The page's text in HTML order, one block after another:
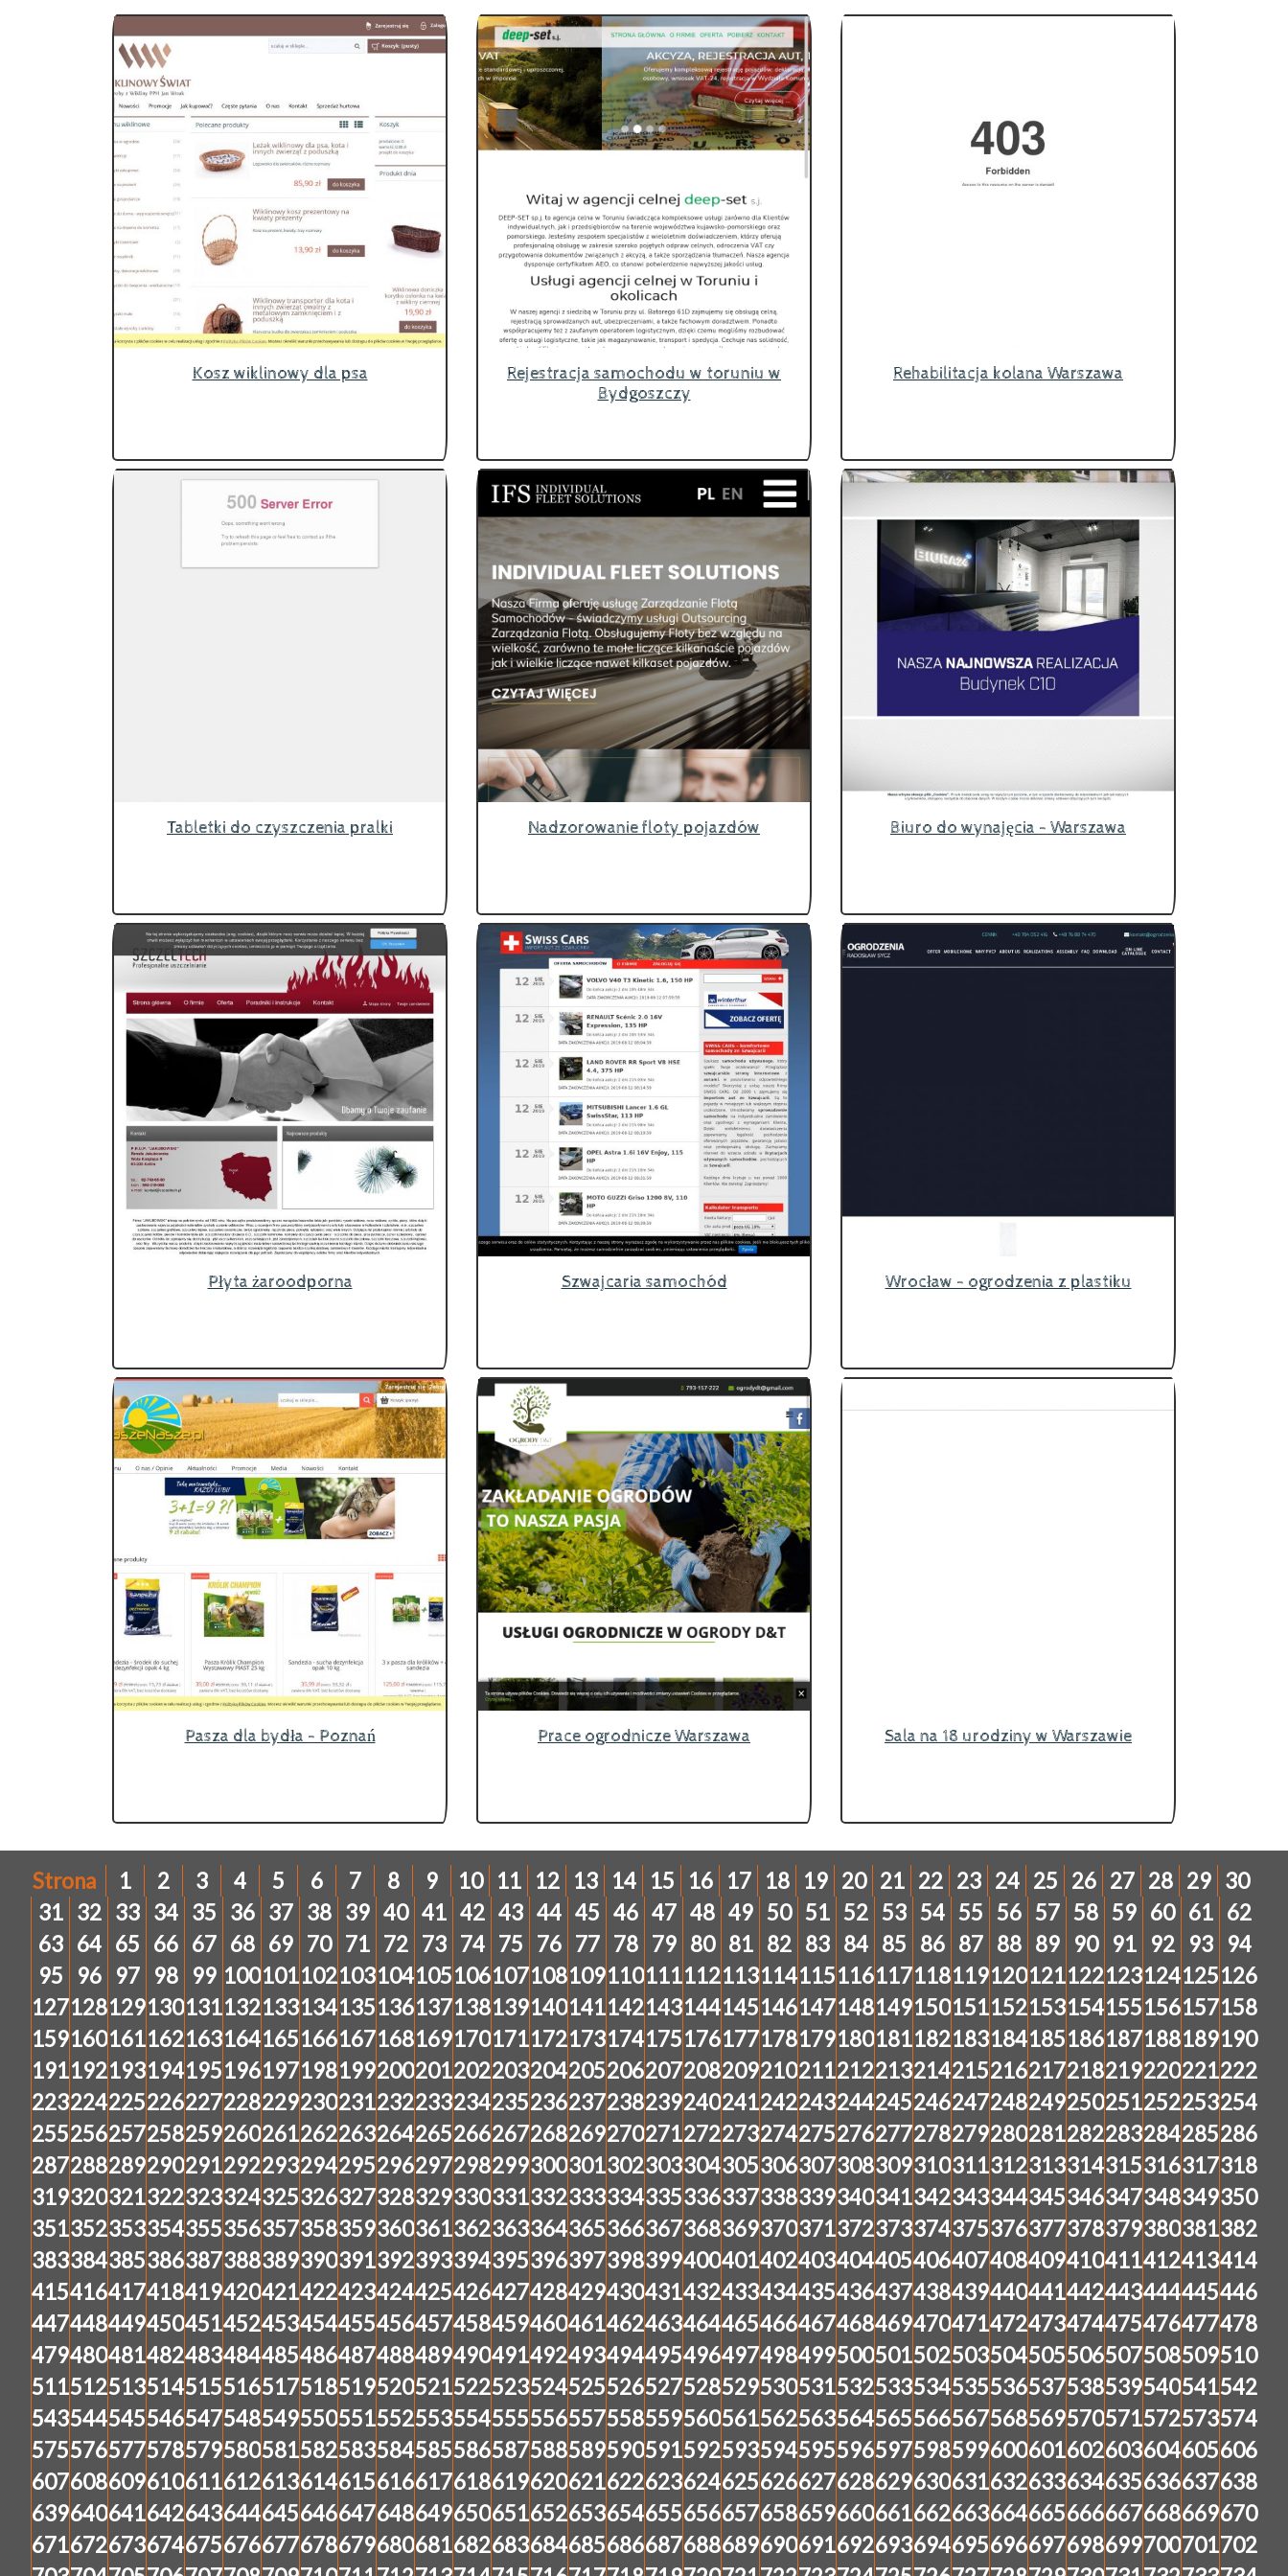
Kosz wiklinowy dla psa
Rejestracja samochodu w toruniu w
Bydgoszczy
Rehabilitacja kolana Warszawa
Tabletki do czyszczenia pralki Nadzorowanie floty pojazdów Biuro do wynajęcia - Warszawa
Płyta żaroodporna Szwajcaria samochód Wrocław - ogrodzenia z plastiku
Pasza dla bydła - Poznań Prace ogrodnicze Warszawa Sala na 18 urodziny w Warszawie
Strona 1 2 3 4 5 6 7 8 9 10 11 12 13 14 15 16 17 18 19 20 21 22 23 24 25 26 27 28 29 30
31 32 33 34 35 36 37 38 39 40 41 42 43 44 45 46 47 48 49 50 51 52 53 54 55 56 57 58 59 60 61 62
63 64 65 66 67 68 69 70 71 72 73 74 75 76 77 78 79 80 81 82 83 84 85 86 87 88 89 90 91 92 93
94
95
96 97 98 99 100101102103104105106107108109110111112113114115116117118119120121122123124125126
127128129130131132133134135136137138139140141142143144145146147148149150151152153154155156157158
159160161162163164165166167168169170171172173174175176177178179180181182183184185186187188189190
191192193194195196197198199200201202203204205206207208209210211212213214215216217218219220221222
223224225226227228229230231232233234235236237238239240241242243244245246247248249250251252253254
255256257258259260261262263264265266267268269270271272273274275276277278279280281282283284285286
287288289290291292293294295296297298299300301302303304305306307308309310311312313314315316317318
319320321322323324325326327328329330331332333334335336337338339340341342343344345346347348349350
351352353354355356357358359360361362363364365366367368369370371372373374375376377378379380381382
383384385386387388389390391392393394395396397398399400401402403404405406407408409410411412413414
415416417418419420421422423424425426427428429430431432433434435436437438439440441442443444445446
447448449450451452453454455456457458459460461462463464465466467468469470471472473474475476477478
479480481482483484485486487488489490491492493494495496497498499500501502503504505506507508509510
511512513514515516517518519520521522523524525526527528529530531532533534535536537538539540541542
543544545546547548549550551552553554555556557558559560561562563564565566567568569570571572573574
575576577578579580581582583584585586587588589590591592593594595596597598599600601602603604605606
607608609610611612613614615616617618619620621622623624625626627628629630631632633634635636637638
639640641642643644645646647648649650651652653654655656657658659660661662663664665666667668669670
671672673674675676677678679680681682683684685686687688689690691692693694695696697698699700701702